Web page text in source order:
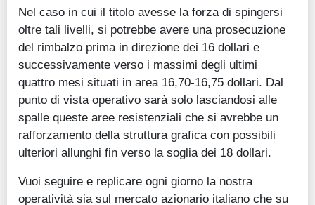
Nel caso in cui il titolo avesse la forza di spingersi
oltre tali livelli, si potrebbe avere una prosecuzione
del rimbalzo prima in direzione dei 16 dollari e
successivamente verso i massimi degli ultimi
quattro mesi situati in area 16,70-16,75 dollari. Dal
punto di vista operativo sarà solo lasciandosi alle
spalle queste aree resistenziali che si avrebbe un
rafforzamento della struttura grafica con possibili
ulteriori allunghi fin verso la soglia dei 18 dollari.
Vuoi seguire e replicare ogni giorno la nostra
operatività sia sul mercato azionario italiano che su